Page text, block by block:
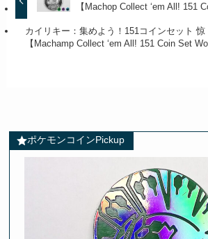
【Machop Collect ‘em All! 151
カイリキー：集めよう！151コインセット 惊
【Machamp Collect ‘em All! 151 Coin Set
ポケモンコインPickup